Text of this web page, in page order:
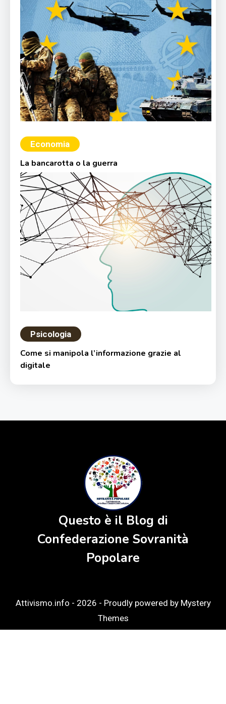
Economia
La bancarotta o la guerra
Psicologia
Come si manipola l’informazione grazie al
digitale
Questo è il Blog di
Confederazione Sovranità
Popolare
Attivismo.info - 2026 - Proudly powered by Mystery
Themes